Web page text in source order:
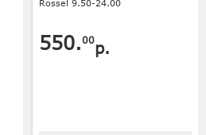
Rossel 9.50-24.00
550.00р.